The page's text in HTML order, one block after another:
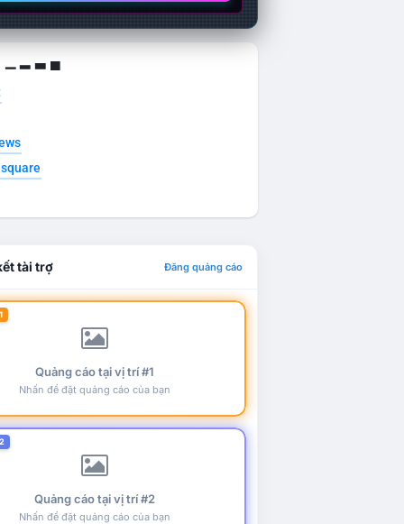
▁ ▂ ▃ ▄
tài trợ Đăng quảng cáo
Quảng cáo tại vị trí #1
Nhấn để đặt quảng cáo của bạn
Quảng cáo tại vị trí #2
Nhấn để đặt quảng cáo của bạn